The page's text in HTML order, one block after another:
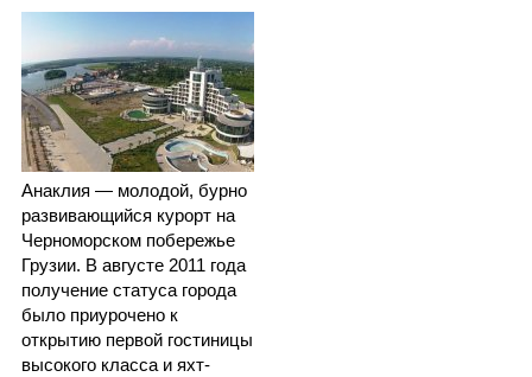
Анаклия — молодой, бурно
развивающийся курорт на
Черноморском побережье
Грузии. В августе 2011 года
получение статуса города
было приурочено к
открытию первой гостиницы
высокого класса и яхт-